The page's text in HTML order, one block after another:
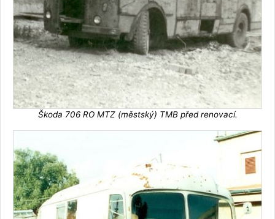
Škoda 706 RO MTZ (městský) TMB před renovací.